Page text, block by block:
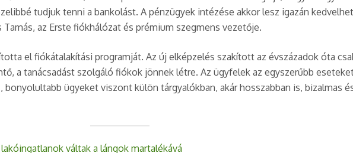
tudjuk tenni a bankolást. A pénzügyek intézése akkor lesz igazán
az Erste fiókhálózat és prémium szegmens vezetője.
el fiókátalakítási programját. Az új elképzelés szakított az évszázadok óta
a tanácsadást szolgáló fiókok jönnek létre. Az ügyfelek az egyszerűbb
ügyeket viszont külön tárgyalókban, akár hosszabban is, bizalmas
váltak a lángok martalékává